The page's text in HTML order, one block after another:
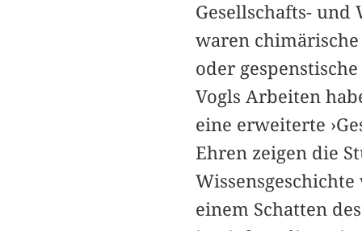
Gesellschafts- und
waren
oder
Vogls Arbeiten
eine erweiterte
Ehren zeigen die
einem Schatten